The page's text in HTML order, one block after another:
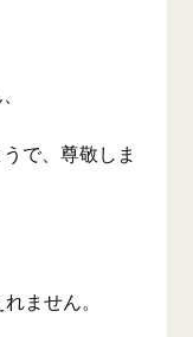
で、尊敬しま
ません。